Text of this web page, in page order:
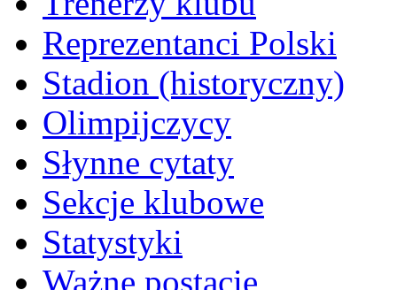
Reprezentanci Polski
Stadion (historyczny)
Olimpijczycy
Słynne cytaty
Sekcje klubowe
Statystyki
Ważne postacie